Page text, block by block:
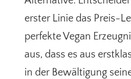
erster Linie das Preis-
perfekte Vegan
aus, dass es aus
in der Bewältigung